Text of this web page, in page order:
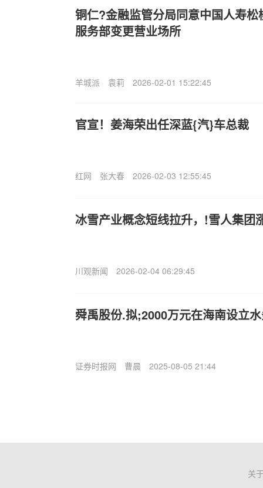
铜仁?金融监管分局同意中国人寿
服务部变更营业场所
羊城派 袁莉 2026-02-01 15:22:45
官宣！姜海荣出任深蓝{汽}车总裁
红网 张大春 2026-02-03 12:55:45
冰雪产业概念短线拉升，!雪人集团
川观新闻 2026-02-04 06:29:45
舜禹股份.拟;2000万元在海南设立
证券时报网 曹晨 2025-08-05 21:44
关